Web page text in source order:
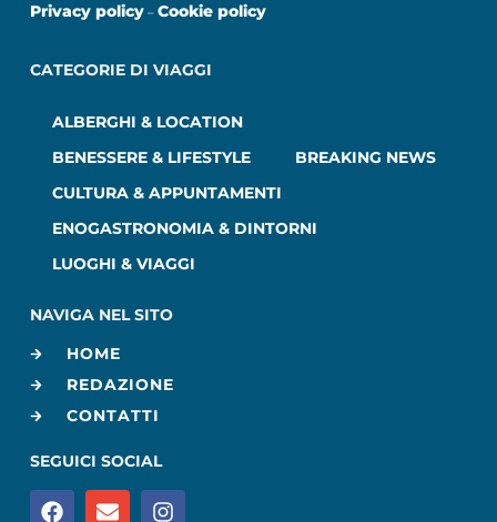
Privacy policy– Cookie policy
CATEGORIE DI VIAGGI
ALBERGHI & LOCATION
BENESSERE & LIFESTYLE
BREAKING NEWS
CULTURA & APPUNTAMENTI
ENOGASTRONOMIA & DINTORNI
LUOGHI & VIAGGI
NAVIGA NEL SITO
HOME
REDAZIONE
CONTATTI
SEGUICI SOCIAL